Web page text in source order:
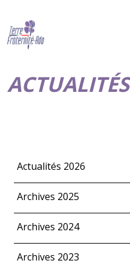
ACTUALITÉS
Actualités 2026
Archives 2025
Archives 2024
Archives 2023